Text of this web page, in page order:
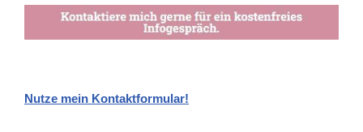
Nutze mein Kontaktformular!